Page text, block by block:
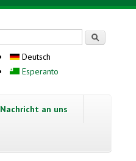
Deutsch
Esperanto
Nachricht an uns